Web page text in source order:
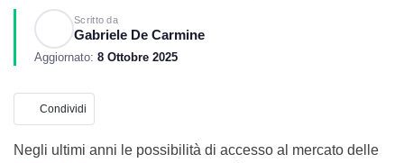
Scritto da
Gabriele De Carmine
Aggiornato: 8 Ottobre 2025
Condividi
Negli ultimi anni le possibilità di accesso al mercato delle